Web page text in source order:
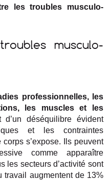
les troubles musculo-
musculo-
professionnelles, les
les muscles et les
déséquilibre évident
et les contraintes
s’expose. Ils peuvent
comme apparaître
les secteurs d’activité sont
travail augmentent de 13%